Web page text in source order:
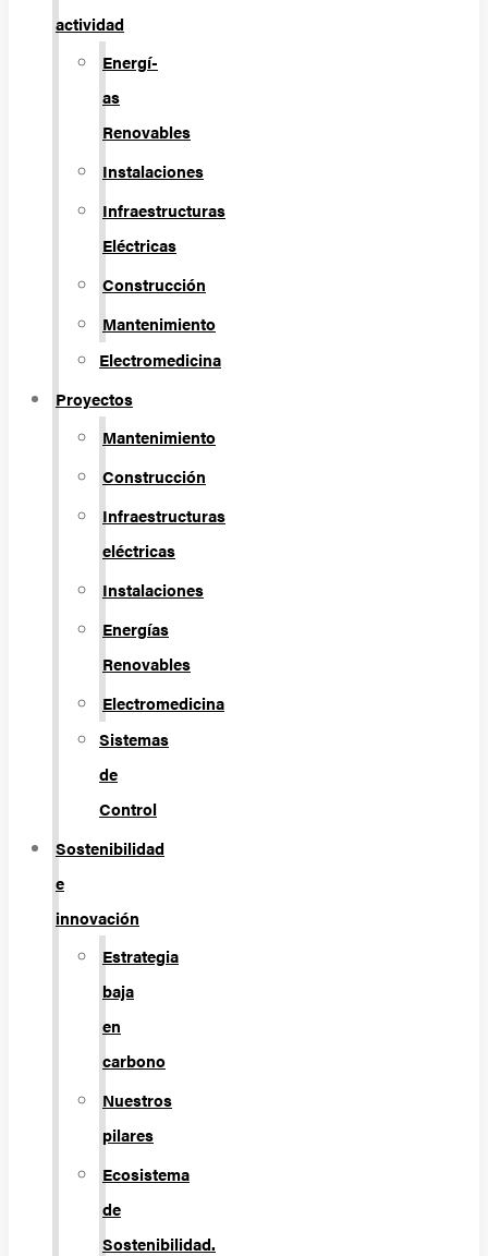
actividad
Energí­
as
Renovables
Instalaciones
Infraestructuras
Eléctricas
Construcción
Mantenimiento
Electromedicina
Proyectos
Mantenimiento
Construcción
Infraestructuras
eléctricas
Instalaciones
Energías
Renovables
Electromedicina
Sistemas
de
Control
Sostenibilidad
e
innovación
Estrategia
baja
en
carbono
Nuestros
pilares
Ecosistema
de
Sostenibilidad.